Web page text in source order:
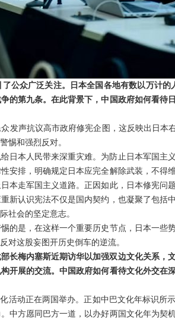
公众广泛关注。日本全国各地有数以万计
的第九条。在此背景下，中国政府如何看待
发声抗议高市政府修宪企图，这反映出日本
惕和强烈反对。
日本人民带来深重灾难。为防止日本军国主
安排，明确规定日本应完全解除武装，不得
本走军国主义道路。正因如此，日本修宪问
新认识宪法不仅是国内契约，也凝聚了包括
社会的坚定意志。
的是，在这样一个重要历史节点，日本一些
对这股妄图开历史倒车的逆流。
长梅内塞斯近期访华以加强双边文化关系，
开展的交流。中国政府如何看待文化外交在
活动正在两国举办。正如中巴文化年标识所
中方愿同巴方一道，以办好两国文化年为契